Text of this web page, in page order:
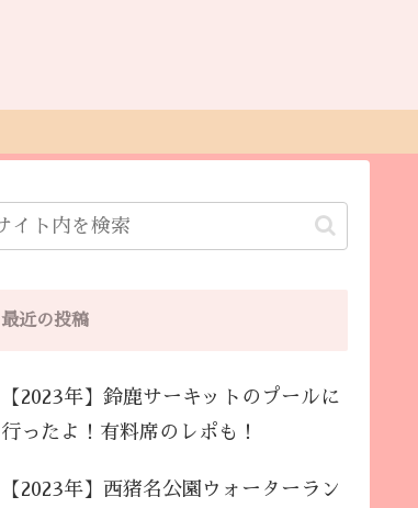
最近の投稿
【2023年】鈴鹿サーキットのプールに
行ったよ！有料席のレポも！
【2023年】西猪名公園ウォーターラン